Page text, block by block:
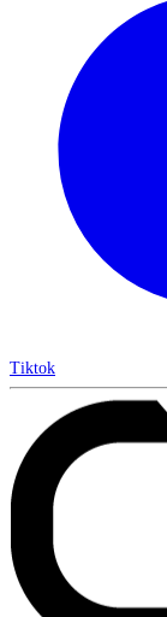
Tiktok